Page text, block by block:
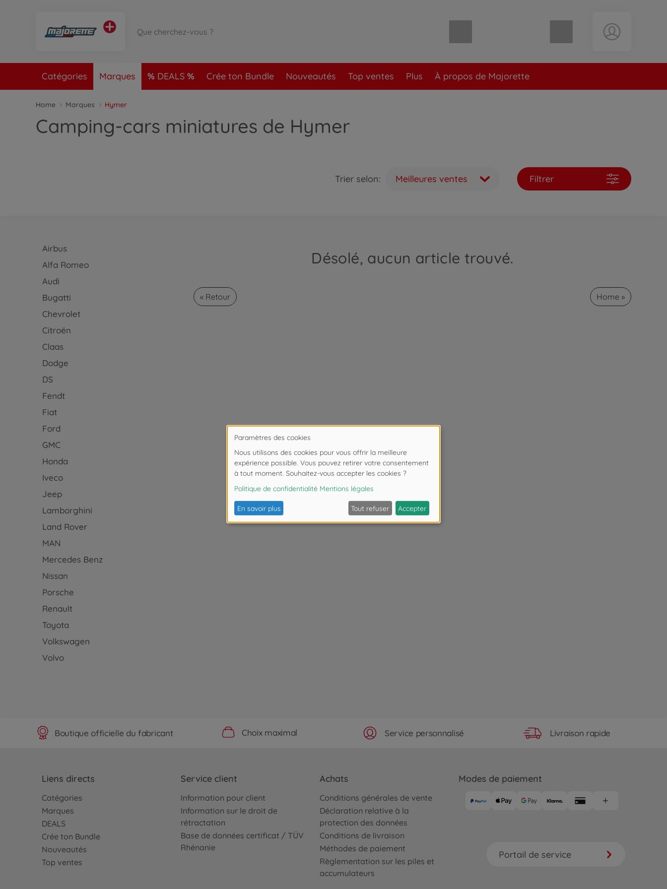
Catégories Marques DEALS Crée ton Bundle Nouveautés Top ventes Plus À propos de Majorette
Home Marques Hymer
Camping-cars miniatures de Hymer
Trier selon: Meilleures ventes Filtrer
Airbus
Alfa Romeo
Audi
Bugatti
Chevrolet
Citroën
Claas
Dodge
DS
Fendt
Fiat
Ford
GMC
Honda
Iveco
Jeep
Lamborghini
Land Rover
MAN
Mercedes Benz
Nissan
Porsche
Renault
Toyota
Volkswagen
Volvo
Désolé, aucun article trouvé.
« Retour Home »
Boutique officielle du fabricant Choix maximal Service personnalisé Livraison rapide
Liens directs
Catégories
Marques
DEALS
Crée ton Bundle
Nouveautés
Top ventes
Service client
Information pour client
Information sur le droit de
rétractation
Base de données certificat / TÜV
Rhénanie
Achats
Conditions générales de vente
Déclaration relative à la
protection des données
Conditions de livraison
Méthodes de paiement
Règlementation sur les piles et
accumulateurs
Modes de paiement
Portail de service